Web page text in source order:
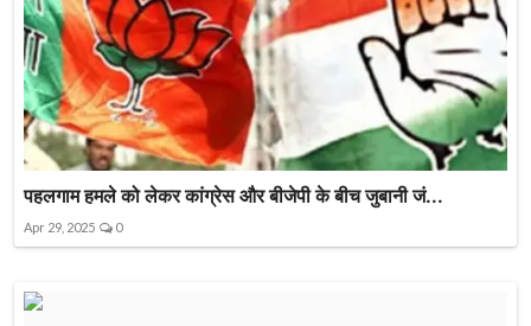
पहलगाम हमले को लेकर कांग्रेस और बीजेपी के बीच जुबानी जं...
Apr 29, 2025 0